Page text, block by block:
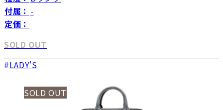
付属： -
定価：
SOLD OUT
LADY'S
SOLD OUT